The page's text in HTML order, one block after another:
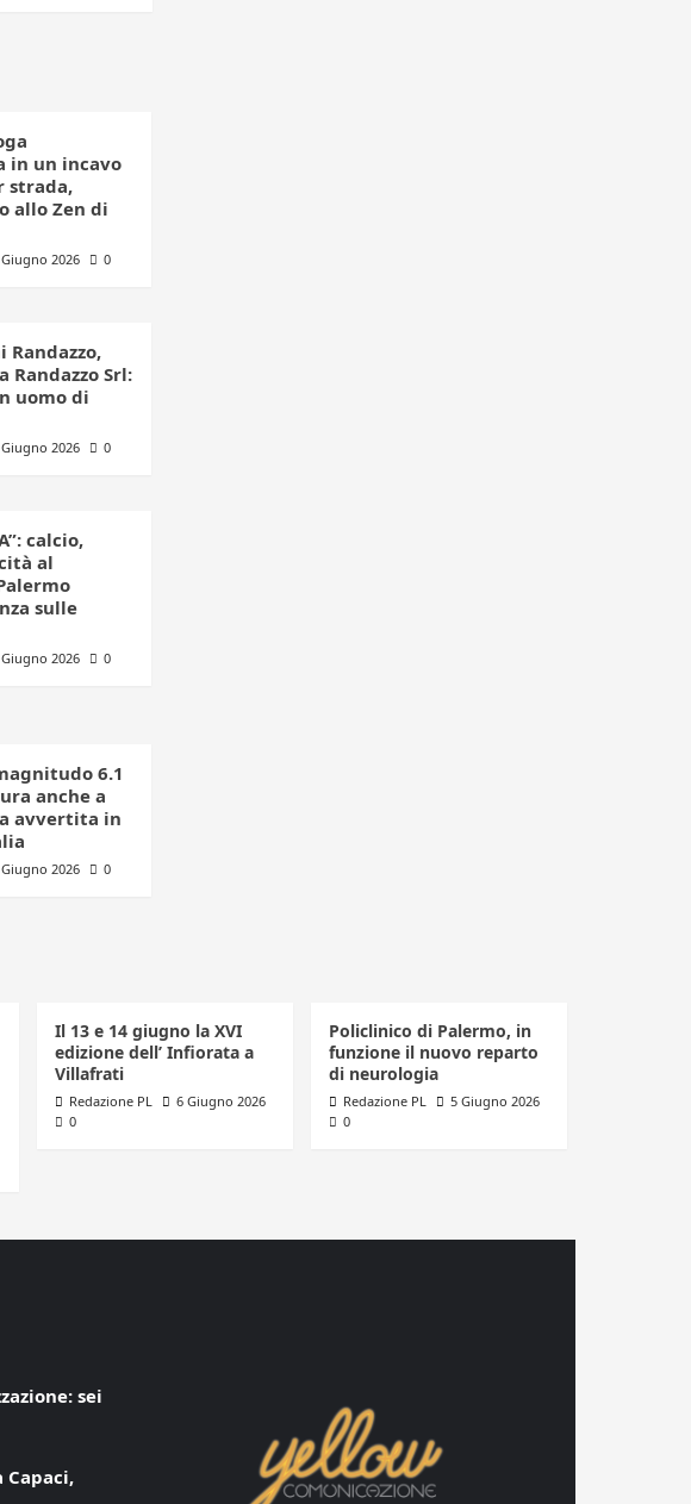
in un incavo
strada,
allo Zen di
2026 0
Randazzo,
Randazzo Srl:
uomo di
2026 0
calcio,
al
sulle
2026 0
6.1
anche a
avvertita in
2026 0
Il 13 e 14 giugno la XVI
edizione dell’ Infiorata a
Villafrati
Redazione PL
6 Giugno 2026
0
Policlinico di Palermo, in
funzione il nuovo reparto
di neurologia
Redazione PL
5 Giugno 2026
0
sei
Capaci,